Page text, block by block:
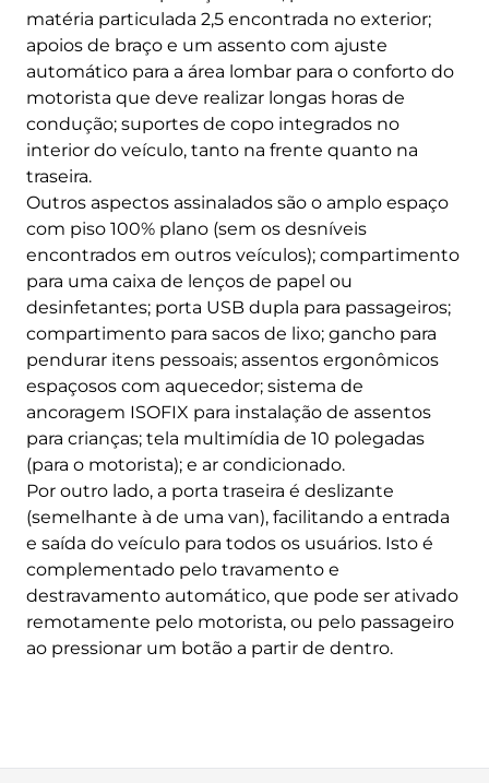
matéria particulada 2,5 encontrada no exterior;
apoios de braço e um assento com ajuste
automático para a área lombar para o conforto do
motorista que deve realizar longas horas de
condução; suportes de copo integrados no
interior do veículo, tanto na frente quanto na
traseira.
Outros aspectos assinalados são o amplo espaço
com piso 100% plano (sem os desníveis
encontrados em outros veículos); compartimento
para uma caixa de lenços de papel ou
desinfetantes; porta USB dupla para passageiros;
compartimento para sacos de lixo; gancho para
pendurar itens pessoais; assentos ergonômicos
espaçosos com aquecedor; sistema de
ancoragem ISOFIX para instalação de assentos
para crianças; tela multimídia de 10 polegadas
(para o motorista); e ar condicionado.
Por outro lado, a porta traseira é deslizante
(semelhante à de uma van), facilitando a entrada
e saída do veículo para todos os usuários. Isto é
complementado pelo travamento e
destravamento automático, que pode ser ativado
remotamente pelo motorista, ou pelo passageiro
ao pressionar um botão a partir de dentro.